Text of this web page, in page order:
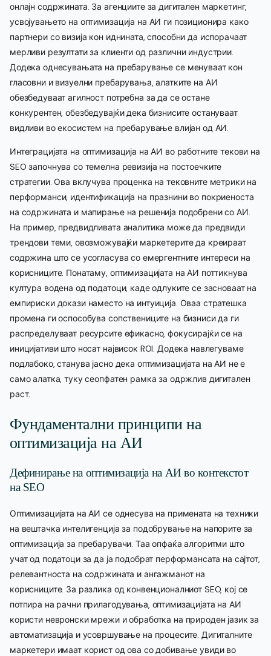
онлајн содржината. За агенциите за дигитален маркетинг,
усвојувањето на оптимизација на АИ ги позиционира како
партнери со визија кон иднината, способни да испорачаат
мерливи резултати за клиенти од различни индустрии.
Додека однесувањата на пребарување се менуваат кон
гласовни и визуелни пребарувања, алатките на АИ
обезбедуваат агилност потребна за да се остане
конкурентен, обезбедувајќи дека бизнисите остануваат
видливи во екосистем на пребарување влијан од АИ.
Интеграцијата на оптимизација на АИ во работните текови на
SEO започнува со темелна ревизија на постоечките
стратегии. Ова вклучува проценка на тековните метрики на
перформанси, идентификација на празнини во покриеноста
на содржината и мапирање на решенија подобрени со АИ.
На пример, предвидливата аналитика може да предвиди
трендови теми, овозможувајќи маркетерите да креираат
содржина што се усогласува со емергентните интереси на
корисниците. Понатаму, оптимизацијата на АИ поттикнува
култура водена од податоци, каде одлуките се засноваат на
емпириски докази наместо на интуиција. Оваа стратешка
промена ги оспособува сопствениците на бизниси да ги
распределуваат ресурсите ефикасно, фокусирајќи се на
иницијативи што носат највисок ROI. Додека навлегуваме
подлабоко, станува јасно дека оптимизацијата на АИ не е
само алатка, туку сеопфатен рамка за одржлив дигитален
раст.
Фундаментални принципи на
оптимизација на АИ
Дефинирање на оптимизација на АИ во контекстот
на SEO
Оптимизацијата на АИ се однесува на примената на техники
на вештачка интелигенција за подобрување на напорите за
оптимизација за пребарувачи. Таа опфаќа алгоритми што
учат од податоци за да ја подобрат перформансата на сајтот,
релевантноста на содржината и ангажманот на
корисниците. За разлика од конвенционалниот SEO, кој се
потпира на рачни прилагодувања, оптимизацијата на АИ
користи невронски мрежи и обработка на природен јазик за
автоматизација и усовршување на процесите. Дигиталните
маркетери имаат корист од ова со добивање увиди во